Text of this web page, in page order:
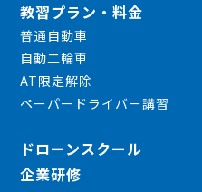
教習プラン・料金
普通自動車
自動二輪車
AT限定解除
ペーパードライバー講習
ドローンスクール
企業研修